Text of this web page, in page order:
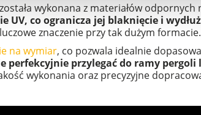
wykonana z materiałów odpornych
UV, co ogranicza jej blaknięcie i
znaczenie przy tak dużym formacie.
na wymiar, co pozwala idealnie
perfekcyjnie przylegać do ramy pergoli
wykonania oraz precyzyjne